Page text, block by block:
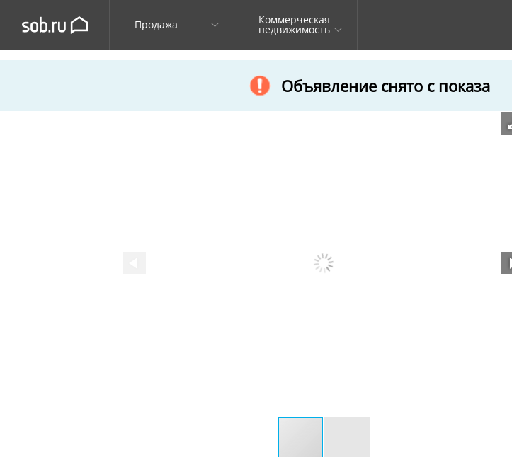
Продажа Коммерческая
недвижимость
Объявление снято с показа